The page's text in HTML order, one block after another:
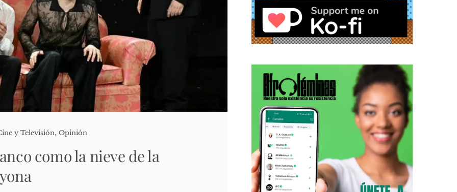
y Televisión,Opinión
como la nieve de la